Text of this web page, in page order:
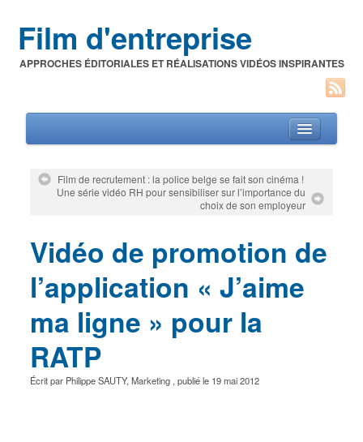
Film d'entreprise
APPROCHES ÉDITORIALES ET RÉALISATIONS VIDÉOS INSPIRANTES
Festivals du film corporate
Film de recrutement : la police belge se fait son cinéma !
Une série vidéo RH pour sensibiliser sur l’importance du
choix de son employeur
Vidéo de promotion de
l’application « J’aime
ma ligne » pour la
RATP
Écrit par Philippe SAUTY, Marketing, publié le 19 mai 2012